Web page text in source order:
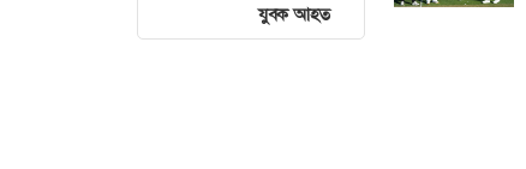
যুবক আহত